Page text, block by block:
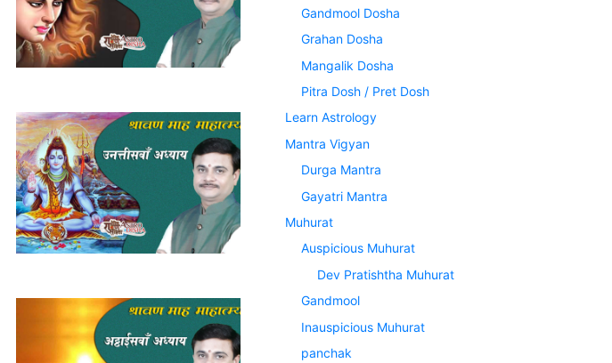
Gandmool Dosha
Grahan Dosha
Mangalik Dosha
Pitra Dosh / Pret Dosh
Learn Astrology
Mantra Vigyan
Durga Mantra
Gayatri Mantra
Muhurat
Auspicious Muhurat
Dev Pratishtha Muhurat
Gandmool
Inauspicious Muhurat
panchak